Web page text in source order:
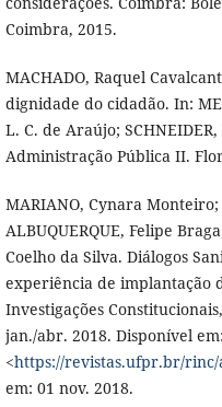
Coimbra, 2015.
MACHADO, Raquel
dignidade do cidadão. In:
L. C. de Araújo;
Administração Pública II.
MARIANO, Cynara
ALBUQUERQUE, Felipe
Coelho da Silva. Diálogos
experiência de implantação
Investigações
jan./abr. 2018. Disponível em:
<https://revistas.ufpr.br/rinc/
em: 01 nov. 2018.